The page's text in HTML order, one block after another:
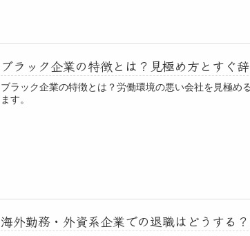
ブラック企業の特徴とは？見極め方とすぐ
ブラック企業の特徴とは？労働環境の悪い会社を見極め
ます。
海外勤務・外資系企業での退職はどうする